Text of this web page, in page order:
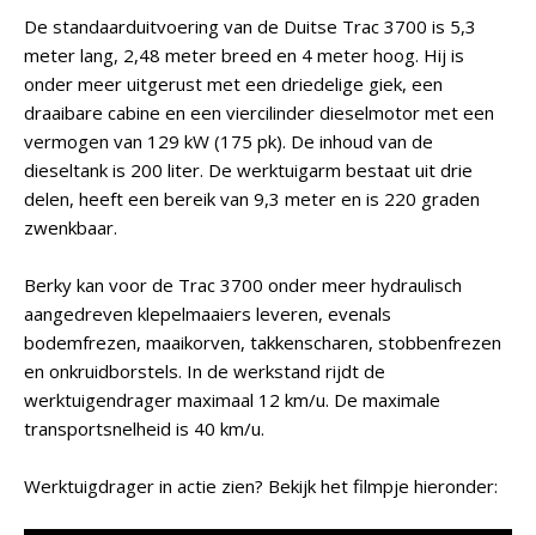
De standaarduitvoering van de Duitse Trac 3700 is 5,3
meter lang, 2,48 meter breed en 4 meter hoog. Hij is
onder meer uitgerust met een driedelige giek, een
draaibare cabine en een viercilinder dieselmotor met een
vermogen van 129 kW (175 pk). De inhoud van de
dieseltank is 200 liter. De werktuigarm bestaat uit drie
delen, heeft een bereik van 9,3 meter en is 220 graden
zwenkbaar.
Berky kan voor de Trac 3700 onder meer hydraulisch
aangedreven klepelmaaiers leveren, evenals
bodemfrezen, maaikorven, takkenscharen, stobbenfrezen
en onkruidborstels. In de werkstand rijdt de
werktuigendrager maximaal 12 km/u. De maximale
transportsnelheid is 40 km/u.
Werktuigdrager in actie zien? Bekijk het filmpje hieronder: